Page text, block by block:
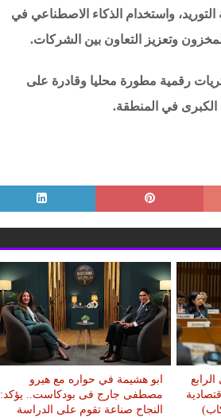
واستخدام الذكاء الاصطناعي في
وتعزيز التعاون بين الشركات.
رقمية مطورة محليا وقادرة على
الكبرى في المنطقة.
ابو هشيمة في حواره مع هيرو
مصطفى جارج فى بودكاست.. يؤكد:
النجاح صناعة تقوم على الدراسة